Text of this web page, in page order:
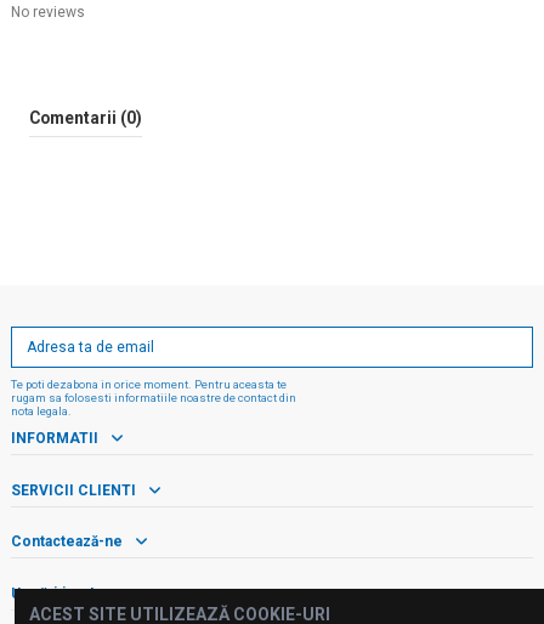
No reviews
Comentarii (0)
Te poti dezabona in orice moment. Pentru aceasta te
rugam sa folosesti informatiile noastre de contact din
nota legala.
INFORMATII
SERVICII CLIENTI
Contactează-ne
Urmăriți-ne!
ACEST SITE UTILIZEAZĂ COOKIE-URI